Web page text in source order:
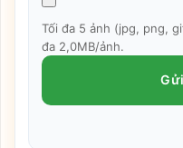
Tối đa 5 ảnh (jpg, png,
đa 2,0MB/ảnh.